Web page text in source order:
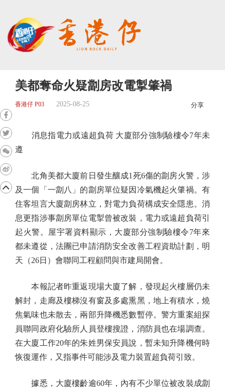
美都奪命火疑劏房改電掣肇禍
香港仔 P03 2025-08-25 分享
消息指電力或遠超負荷 大廈部分強制驗樓令7年未
遵
北角美都大廈前日發生釀成1死6傷的劏房火警，涉
及一個「一劏八」的劏房單位疑因冷氣機起火肇禍。有
住客坦言大廈劏房林立，對電力負荷構成安全隱患。消
息更指涉事劏房單位電掣曾被改裝，電力或遠超負荷引
起火警。屋宇署資料顯示，大廈部分強制驗樓令7年來
都未遵從，法團已申請消防安全改善工程資助計劃，明
天（26日）會聯同工程顧問與市建局開會。
本報記者昨重返現場大廈了解，發現起火樓層仍未
解封，走廊及樓梯沒有窗及多處熏黑，地上有積水，燒
焦氣味也未散去，兩部升降機悉數暫停。警方重案組探
員聯同政府化驗所人員登樓搜證，消防員也在場調查。
在大廈工作20年的朱姓男保安員說，暫未知升降機何時
恢復運作，又指事件可能涉及電力裝置超負荷引致。
據悉，大廈樓齡逾60年，內有不少單位被改裝成劏